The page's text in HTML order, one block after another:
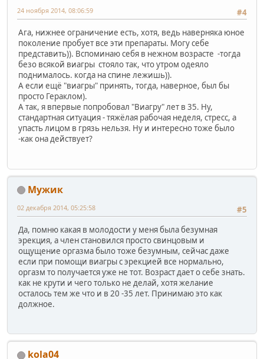
#4
24 ноября 2014, 08:06:59
Ага, нижнее ограничение есть, хотя, ведь наверняка юное
поколение пробует все эти препараты. Могу себе
представить)). Вспоминаю себя в нежном возрасте -тогда
безо всякой виагры стояло так, что утром одеяло
поднималось. когда на спине лежишь)).
А если ещё "виагры" принять, тогда, наверное, был бы
просто Гераклом).
А так, я впервые попробовал "Виагру" лет в 35. Ну,
стандартная ситуация - тяжёлая рабочая неделя, стресс, а
упасть лицом в грязь нельзя. Ну и интересно тоже было
-как она действует?
Мужик
#5
02 декабря 2014, 05:25:58
Да, помню какая в молодости у меня была безумная
эрекция, а член становился просто свинцовым и
ощущение оргазма было тоже безумным, сейчас даже
если при помощи виагры с эрекцией все нормально,
оргазм то получается уже не тот. Возраст дает о себе знать.
как не крути и чего только не делай, хотя желание
осталось тем же что и в 20 -35 лет. Принимаю это как
должное.
kola04